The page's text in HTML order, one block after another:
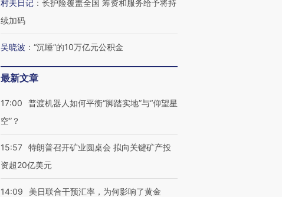
村夫日记 ： 长护险覆盖全国 筹资和服务给予将持
续加码
吴晓波 ： “沉睡”的10万亿元公积金
最新文章
17:00
普渡机器人如何平衡“脚踏实地”与“仰望星
空”？
15:57 特朗普召开矿业圆桌会 拟向关键矿产投
资超20亿美元
14:09 美日联合干预汇率，为何影响了黄金